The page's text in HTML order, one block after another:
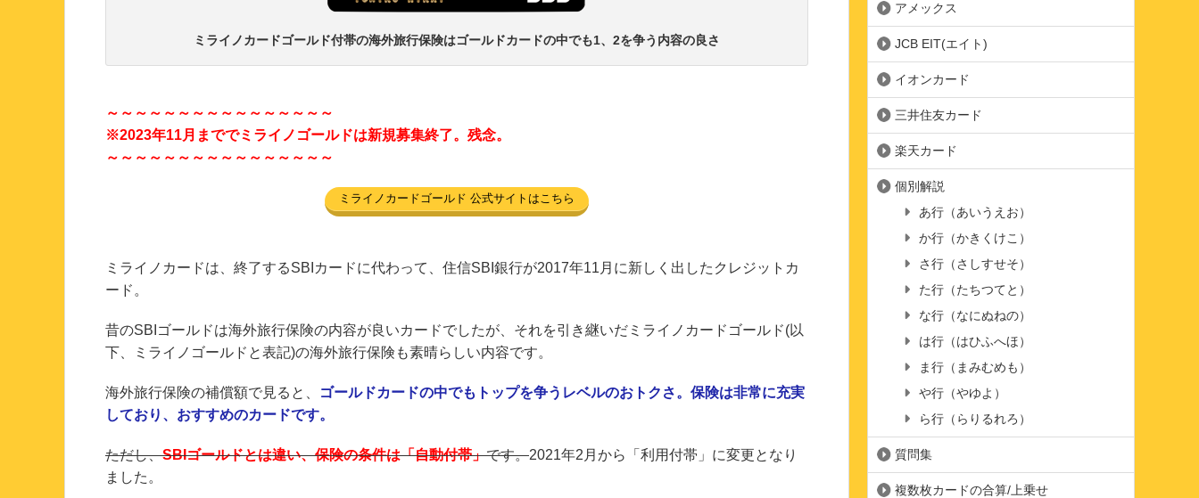
ミライノカードゴールド付帯の海外旅行保険はゴールドカードの中でも1、2を争う内容の良さ
～～～～～～～～～～～～～～～～
※2023年11月まででミライノゴールドは新規募集終了。残念。
～～～～～～～～～～～～～～～～
ミライノカードゴールド 公式サイトはこちら
ミライノカードは、終了するSBIカードに代わって、住信SBI銀行が2017年11月に新しく出したクレジットカ
ード。
昔のSBIゴールドは海外旅行保険の内容が良いカードでしたが、それを引き継いだミライノカードゴールド(以
下、ミライノゴールドと表記)の海外旅行保険も素晴らしい内容です。
海外旅行保険の補償額で見ると、
ゴールドカードの中でもトップを争うレベルのおトクさ。保険は非常に充実
しており、おすすめのカードです。
ただし、SBIゴールドとは違い、保険の条件は「自動付帯」です。2021年2月から「利用付帯」に変更となり
ました。
アメックス
JCB EIT(エイト)
イオンカード
三井住友カード
楽天カード
個別解説
あ行（あいうえお）
か行（かきくけこ）
さ行（さしすせそ）
た行（たちつてと）
な行（なにぬねの）
は行（はひふへほ）
ま行（まみむめも）
や行（やゆよ）
ら行（らりるれろ）
質問集
複数枚カードの合算/上乗せ